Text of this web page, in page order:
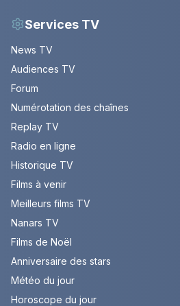
Services TV
News TV
Audiences TV
Forum
Numérotation des chaînes
Replay TV
Radio en ligne
Historique TV
Films à venir
Meilleurs films TV
Nanars TV
Films de Noël
Anniversaire des stars
Météo du jour
Horoscope du jour